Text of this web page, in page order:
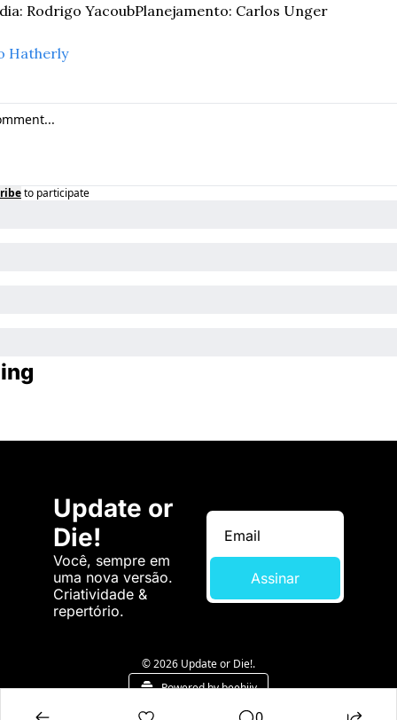
Rodrigo YacoubPlanejamento: Carlos Unger
Hatherly
to participate
Update or
Die!
Você, sempre em
uma nova versão.
Criatividade &
repertório.
Assinar
© 2026 Update or Die!.
Powered by beehiiv